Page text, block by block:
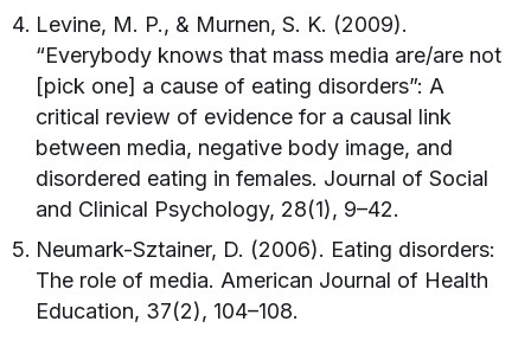
Levine, M. P., & Murnen, S. K. (2009).
“Everybody knows that mass media are/are not
[pick one] a cause of eating disorders”: A
critical review of evidence for a causal link
between media, negative body image, and
disordered eating in females. Journal of Social
and Clinical Psychology, 28(1), 9–42.
Neumark-Sztainer, D. (2006). Eating disorders:
The role of media. American Journal of Health
Education, 37(2), 104–108.